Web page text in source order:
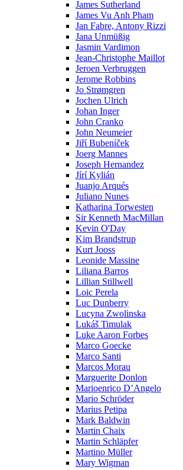
James Sutherland
James Vu Anh Pham
Jan Fabre, Antony Rizzi
Jana Unmüßig
Jasmin Vardimon
Jean-Christophe Maillot
Jeroen Verbruggen
Jerome Robbins
Jo Strømgren
Jochen Ulrich
Johan Inger
John Cranko
John Neumeier
Jiřί Bubenίček
Joerg Mannes
Joseph Hernandez
Jírí Kylián
Juanjo Arqués
Juliano Nunes
Katharina Torwesten
Sir Kenneth MacMillan
Kevin O'Day
Kim Brandstrup
Kurt Jooss
Leonide Massine
Liliana Barros
Lillian Stillwell
Loic Perela
Luc Dunberry
Lucyna Zwolinska
Lukáš Timulak
Luke Aaron Forbes
Marco Goecke
Marco Santi
Marcos Morau
Marguerite Donlon
Marioenrico D’Angelo
Mario Schröder
Marius Petipa
Mark Baldwin
Martin Chaix
Martin Schläpfer
Martino Müller
Mary Wigman